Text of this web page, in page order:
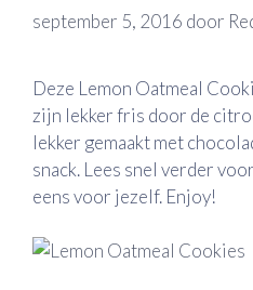
september 5, 2016 door
Deze Lemon Oatmeal
zijn lekker fris door de
lekker gemaakt met
snack. Lees snel verder
eens voor jezelf. Enjoy!